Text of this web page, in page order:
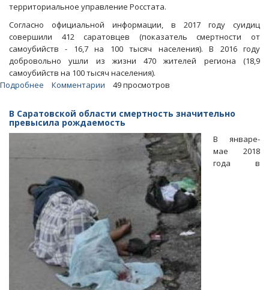
территориальное управление Росстата.
Согласно официальной информации, в 2017 году суидиц
совершили 412 саратовцев (показатель смертности от
самоубийств - 16,7 на 100 тысяч населения). В 2016 году
добровольно ушли из жизни 470 жителей региона (18,9
самоубийств на 100 тысяч населения).
Подробнее
прошлом
году
саратовцев
с
собой
Комментарии 49 просмотров
В Саратовской области смертность значительно
превысила рождаемость
В январе-
мае 2018
года в